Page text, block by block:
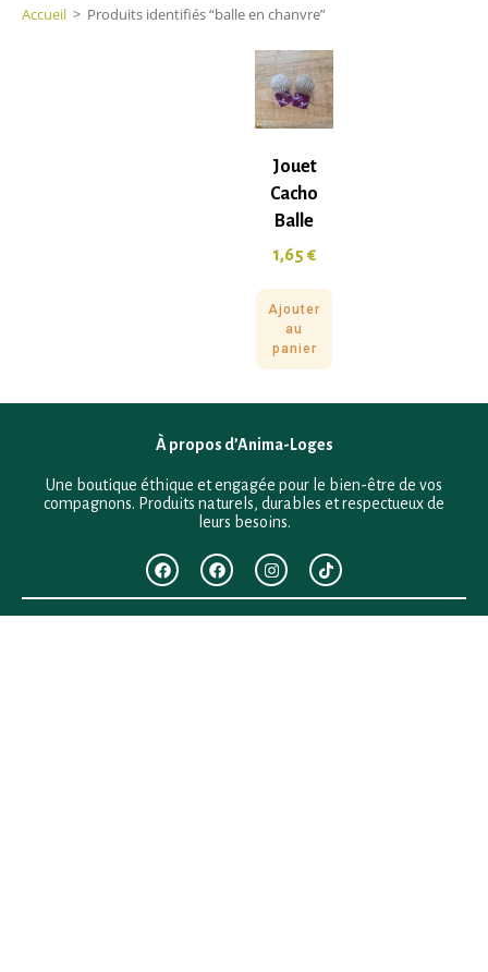
Accueil > Produits identifiés “balle en chanvre”
Jouet
Cacho
Balle
1,65 €
Ajouter
au
panier
À propos d’Anima-Loges
Une boutique éthique et engagée pour le bien-être de vos
compagnons. Produits naturels, durables et respectueux de
leurs besoins.